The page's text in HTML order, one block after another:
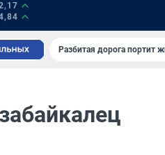
Разбитая дорога портит